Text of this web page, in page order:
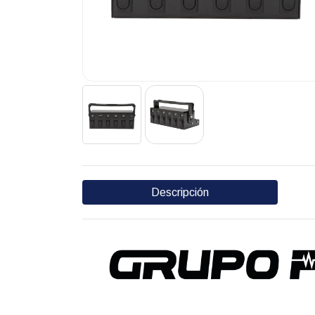
Descripción